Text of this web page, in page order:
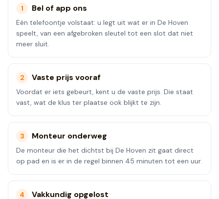
1 Bel of app ons
Eén telefoontje volstaat: u legt uit wat er in De Hoven
speelt, van een afgebroken sleutel tot een slot dat niet
meer sluit.
2 Vaste prijs vooraf
Voordat er iets gebeurt, kent u de vaste prijs. Die staat
vast, wat de klus ter plaatse ook blijkt te zijn.
3 Monteur onderweg
De monteur die het dichtst bij De Hoven zit gaat direct
op pad en is er in de regel binnen 45 minuten tot een uur.
4 Vakkundig opgelost